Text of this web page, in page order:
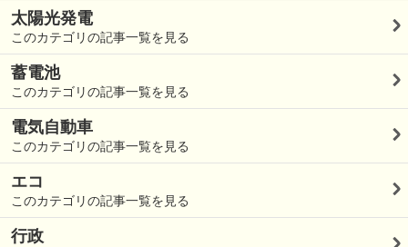
太陽光発電
このカテゴリの記事一覧を見る
蓄電池
このカテゴリの記事一覧を見る
電気自動車
このカテゴリの記事一覧を見る
エコ
このカテゴリの記事一覧を見る
行政